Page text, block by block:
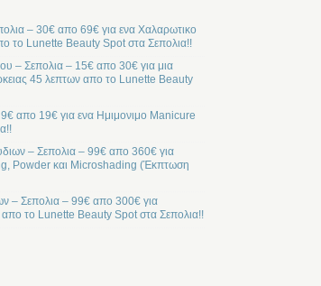
– 30€ απο 69€ για ενα Χαλαρωτικο
το Lunette Beauty Spot στα Σεπολια!!
– Σεπολια – 15€ απο 30€ για μια
45 λεπτων απο το Lunette Beauty
απο 19€ για ενα Ημιμονιμο Manicure
– Σεπολια – 99€ απο 360€ για
Powder και Microshading (Έκπτωση
– Σεπολια – 99€ απο 300€ για
το Lunette Beauty Spot στα Σεπολια!!